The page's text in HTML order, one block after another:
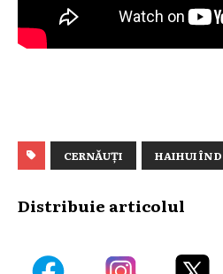
CERNĂUȚI HAIHUI ÎN
Distribuie articolul